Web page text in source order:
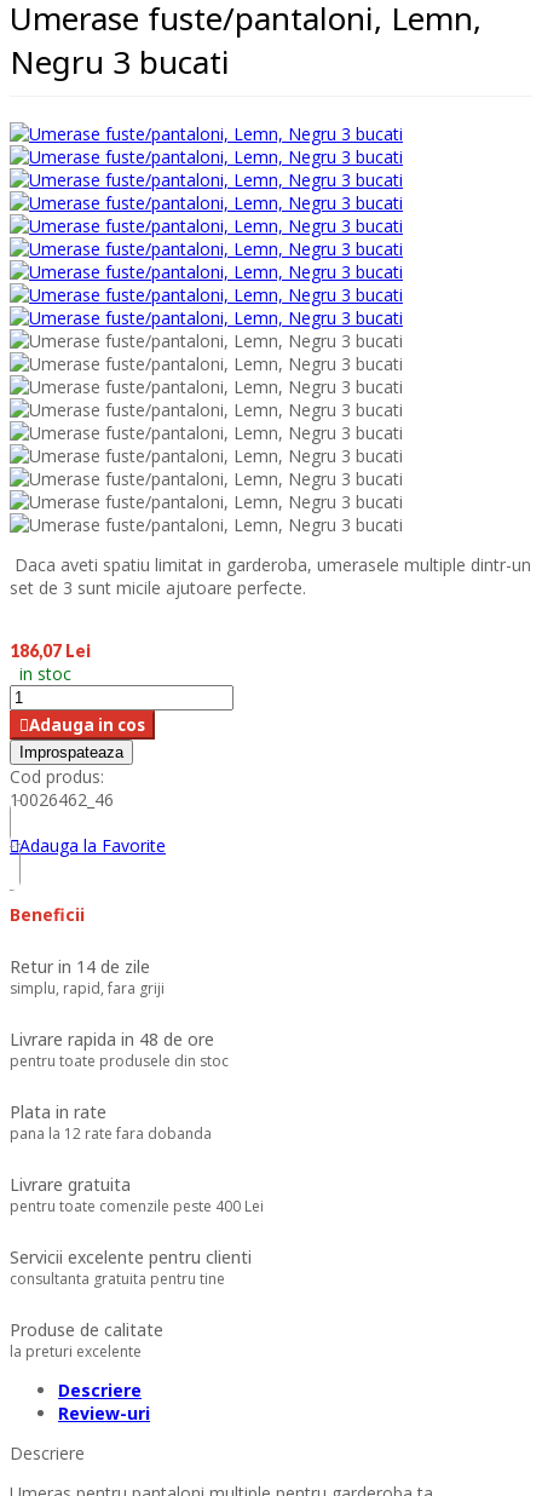
Umerase fuste/pantaloni, Lemn,
Negru 3 bucati
Daca aveti spatiu limitat in garderoba, umerasele multiple dintr-un
set de 3 sunt micile ajutoare perfecte.
186,07 Lei
in stoc
Adauga in cos
Cod produs:
10026462_46
Adauga la Favorite
Beneficii
Retur in 14 de zile
simplu, rapid, fara griji
Livrare rapida in 48 de ore
pentru toate produsele din stoc
Plata in rate
pana la 12 rate fara dobanda
Livrare gratuita
pentru toate comenzile peste 400 Lei
Servicii excelente pentru clienti
consultanta gratuita pentru tine
Produse de calitate
la preturi excelente
Descriere
Review-uri
Descriere